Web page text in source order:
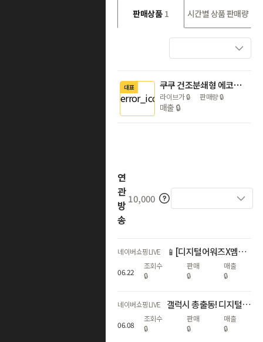
판매상품 1 시간별 상품 판매량
대표 쿠쿠 건조분쇄형 에코웨일 큐브 2L 음식물처리기 (눌음방지) (색상 택1)
라이브가🔒 판매량🔒
매출 🔒
연
관
방
송
10,000
네이버쇼핑LIVE 📱[디지털어워즈X멤버십데이]갤럭시자급제 쇼마젠시 역대급 추가적립 라이브
06.22
조회수
🔒
판매
🔒
매출
🔒
네이버쇼핑LIVE 갤럭시 총출동! 디지털 온누리상품권 20%+라이브3%적립+구매인증💙
06.08
조회수
🔒
판매
🔒
매출
🔒